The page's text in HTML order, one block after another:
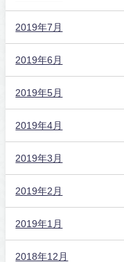
2019年7月
2019年6月
2019年5月
2019年4月
2019年3月
2019年2月
2019年1月
2018年12月